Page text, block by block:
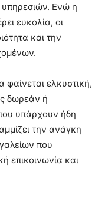
υπηρεσιών. Ενώ η
ευκολία, οι
και την
ελκυστική,
δωρεάν ή
υπάρχουν ήδη
την ανάγκη
που
επικοινωνία και